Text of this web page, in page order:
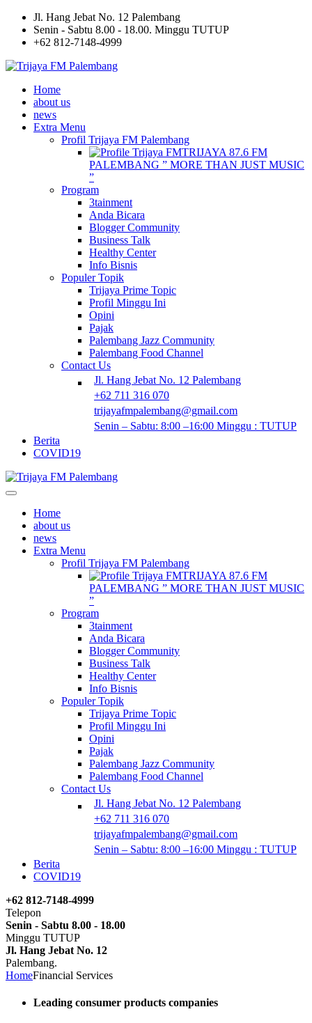
Jl. Hang Jebat No. 12 Palembang
Senin - Sabtu 8.00 - 18.00. Minggu TUTUP
+62 812-7148-4999
Home
about us
news
Extra Menu
Profil Trijaya FM Palembang
TRIJAYA 87.6 FM
PALEMBANG ” MORE THAN JUST MUSIC
”
Program
3tainment
Anda Bicara
Blogger Community
Business Talk
Healthy Center
Info Bisnis
Populer Topik
Trijaya Prime Topic
Profil Minggu Ini
Opini
Pajak
Palembang Jazz Community
Palembang Food Channel
Contact Us
Jl. Hang Jebat No. 12 Palembang
+62 711 316 070
trijayafmpalembang@gmail.com
Senin – Sabtu: 8:00 –16:00 Minggu : TUTUP
Berita
COVID19
Home
about us
news
Extra Menu
Profil Trijaya FM Palembang
TRIJAYA 87.6 FM
PALEMBANG ” MORE THAN JUST MUSIC
”
Program
3tainment
Anda Bicara
Blogger Community
Business Talk
Healthy Center
Info Bisnis
Populer Topik
Trijaya Prime Topic
Profil Minggu Ini
Opini
Pajak
Palembang Jazz Community
Palembang Food Channel
Contact Us
Jl. Hang Jebat No. 12 Palembang
+62 711 316 070
trijayafmpalembang@gmail.com
Senin – Sabtu: 8:00 –16:00 Minggu : TUTUP
Berita
COVID19
+62 812-7148-4999
Telepon
Senin - Sabtu 8.00 - 18.00
Minggu TUTUP
Jl. Hang Jebat No. 12
Palembang.
HomeFinancial Services
Leading consumer products companies